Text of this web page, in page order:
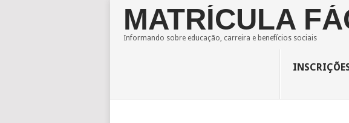
MATRÍCULA
Informando sobre educação, carreira e benefícios sociais